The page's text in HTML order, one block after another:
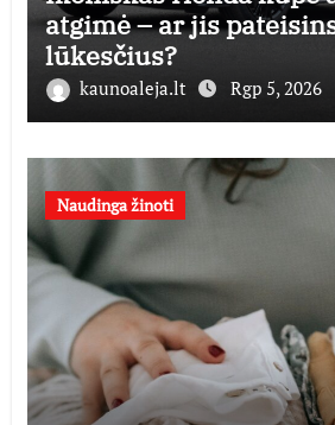
atgimė – ar jis
lūkesčius?
kaunoaleja.lt Rgp 5, 2026
Naudinga žinoti